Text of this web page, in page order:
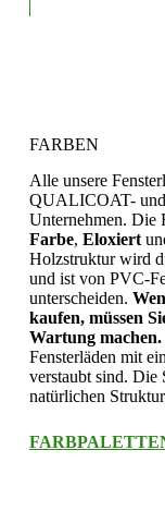
FARBEN
Alle unsere
QUALICOAT-
Unternehmen. Die
Farbe, Eloxiert
Holzstruktur wird
und ist von PVC-
unterscheiden.
kaufen, müssen
Wartung machen.
Fensterläden mit
verstaubt sind. Die
natürlichen